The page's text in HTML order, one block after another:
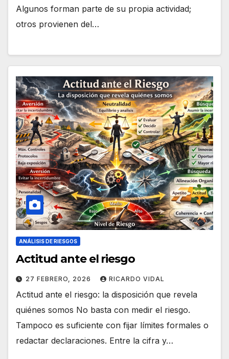
Algunos forman parte de su propia actividad;
otros provienen del…
ANÁLISIS DE RIESGOS
Actitud ante el riesgo
27 FEBRERO, 2026 RICARDO VIDAL
Actitud ante el riesgo: la disposición que revela
quiénes somos No basta con medir el riesgo.
Tampoco es suficiente con fijar límites formales o
redactar declaraciones. Entre la cifra y…